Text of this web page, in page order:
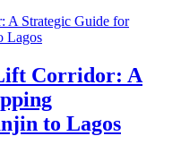
Corridor: A
to Lagos